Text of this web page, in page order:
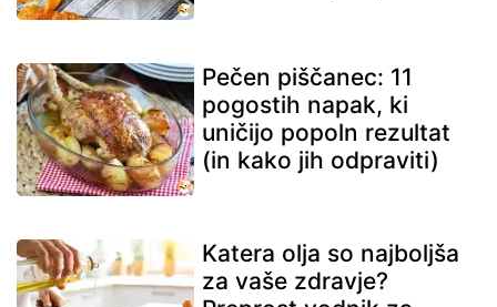
Pečen piščanec: 11
pogostih napak, ki
uničijo popoln rezultat
(in kako jih odpraviti)
Katera olja so najboljša
za vaše zdravje?